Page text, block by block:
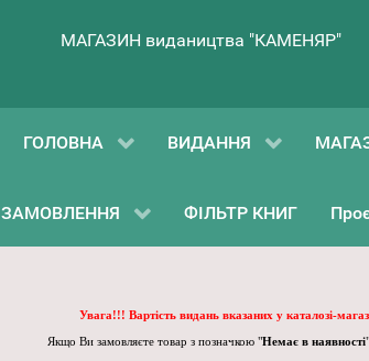
МАГАЗИН видаництва "КАМЕНЯР"
ГОЛОВНА ВИДАННЯ
ЗАМОВЛЕННЯ ФІЛЬТР КНИГ
Увага!!! Вартість видань вказаних у каталозі-
Якщо Ви замовляєте товар з позначкою "Немає в наявності